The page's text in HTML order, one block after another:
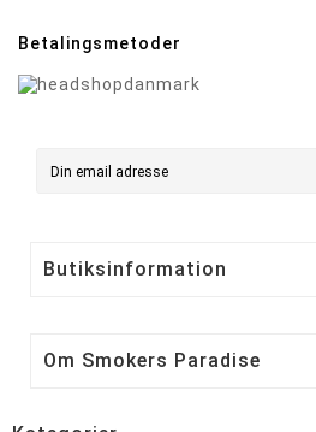
Betalingsmetoder
Butiksinformation
Om Smokers Paradise